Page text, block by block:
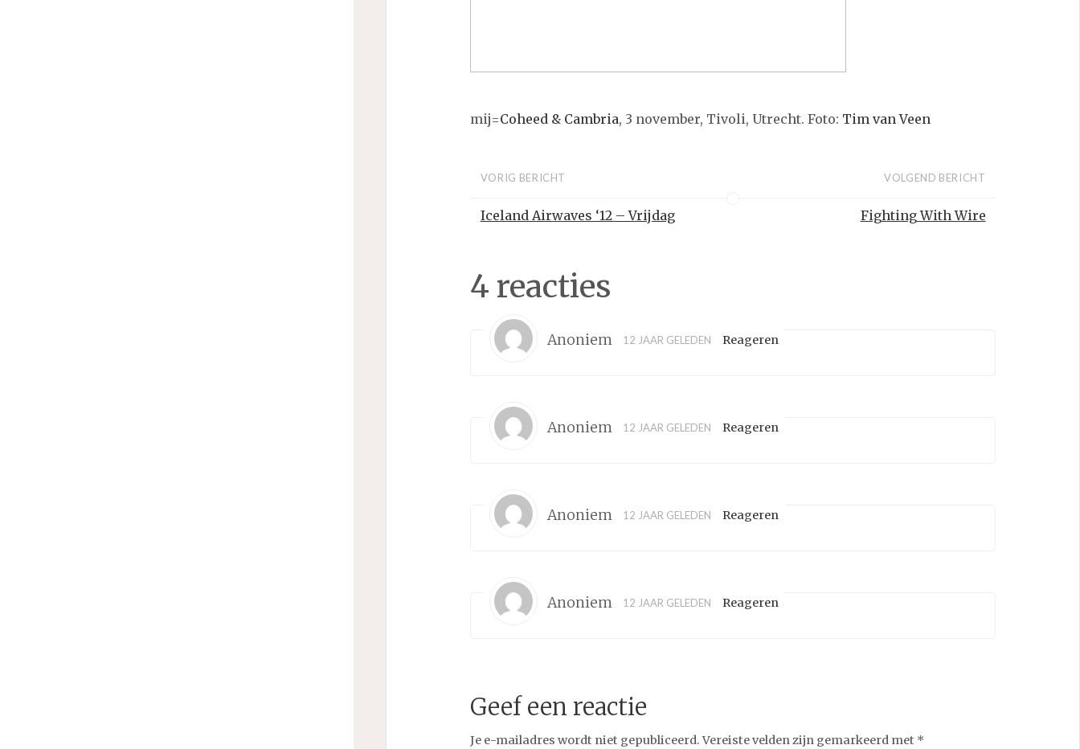
mij=Coheed & Cambria, 3 november, Tivoli, Utrecht. Foto: Tim van Veen
VORIG BERICHT
Iceland Airwaves ‘12 – Vrijdag
VOLGEND BERICHT
Fighting With Wire
4 reacties
Anoniem 12 JAAR GELEDEN Reageren
Anoniem 12 JAAR GELEDEN Reageren
Anoniem 12 JAAR GELEDEN Reageren
Anoniem 12 JAAR GELEDEN Reageren
Geef een reactie
Je e-mailadres wordt niet gepubliceerd. Vereiste velden zijn gemarkeerd met *